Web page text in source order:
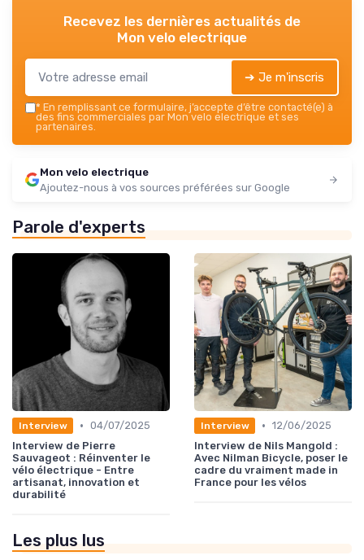
Recevez les dernières actualités de
Mon velo electrique
➔ Je m'inscris
* En remplissant ce formulaire, j’accepte d’être contacté(e) à
des fins commerciales par Mon velo electrique et ses
partenaires.
Mon velo electrique
Ajoutez-nous à vos sources préférées sur Google
Parole d'experts
Interview • 04/07/2025
Interview de Pierre
Sauvageot : Réinventer le
vélo électrique - Entre
artisanat, innovation et
durabilité
Interview • 12/06/2025
Interview de Nils Mangold :
Avec Nilman Bicycle, poser le
cadre du vraiment made in
France pour les vélos
Les plus lus